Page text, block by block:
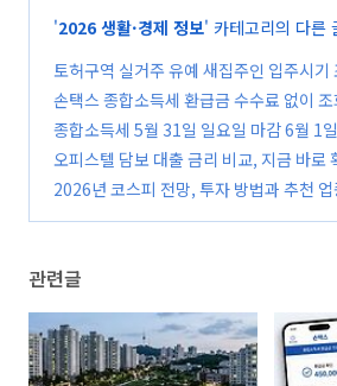
'2026 생활·경제 정보' 카테고리의 다른
토허구역 실거주 유예 새집주인 입주시기
리, 지금 바로 확인
(0)
손택스 종합소득세 환급금 수수료 없이
법, 지금 바로 확인 (0)
종합소득세 5월 31일 일요일 마감 6월 1
신고 대상·방법 놓치면 가산세 부담
(0)
오피스텔 담보 대출 금리 비교, 지금 바로
야 할 은행별 조건 정리
(0)
2026년 코스피 전망, 투자 방법과 추천 업
관련글